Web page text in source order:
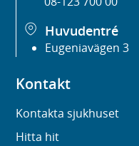
Huvudentré
Eugeniavägen 3
Kontakt
Kontakta sjukhuset
Hitta hit